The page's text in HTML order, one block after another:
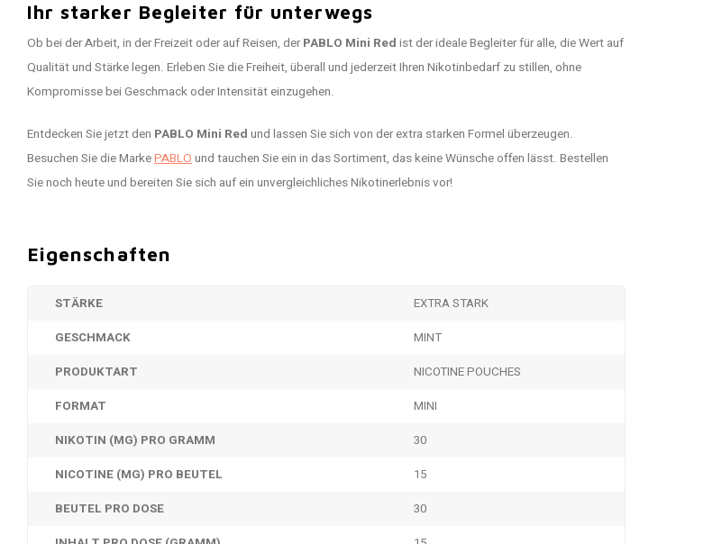
Ihr starker Begleiter für unterwegs
Ob bei der Arbeit, in der Freizeit oder auf Reisen, derPABLO Mini Red ist der ideale Begleiter für alle, die Wert auf
Qualität und Stärke legen. Erleben Sie die Freiheit, überall und jederzeit Ihren Nikotinbedarf zu stillen, ohne
Kompromisse bei Geschmack oder Intensität einzugehen.
Entdecken Sie jetzt den PABLO Mini Red und lassen Sie sich von der extra starken Formel überzeugen.
Besuchen Sie die MarkePABLOund tauchen Sie ein in das Sortiment, das keine Wünsche offen lässt. Bestellen
Sie noch heute und bereiten Sie sich auf ein unvergleichliches Nikotinerlebnis vor!
Eigenschaften
STÄRKE
EXTRA STARK
GESCHMACK
MINT
PRODUKTART
NICOTINE POUCHES
FORMAT
MINI
NIKOTIN (MG) PRO GRAMM
30
NICOTINE (MG) PRO BEUTEL
15
BEUTEL PRO DOSE
30